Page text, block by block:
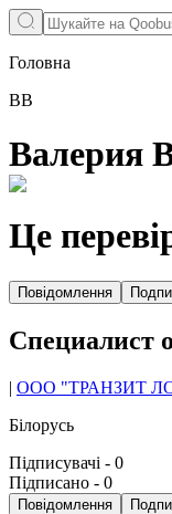
Головна
ВВ
Валерия
Це
Повідомлення
Специалист
| ООО "ТРАНЗИТ
Білорусь
Підписувачі - 0
Підписано - 0
Повідомлення